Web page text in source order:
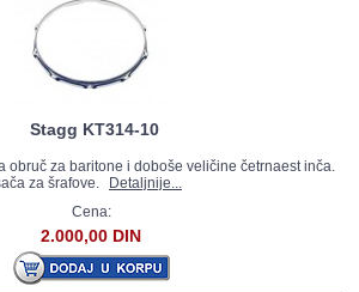
Stagg KT314-10
obruč za baritone i doboše veličine četrnaest inča.
za šrafove.
Detaljnije...
Cena:
2.000,00 DIN